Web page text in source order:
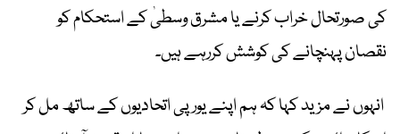
کی صورتحال خراب کرنے یا مشرق وسطیٰ کے استحکام کو
نقصان پہنچانے کی کوشش کررہے ہیں۔
انہوں نے مزید کہا کہ ہم اپنے یورپی اتحادیوں کے ساتھ مل کر